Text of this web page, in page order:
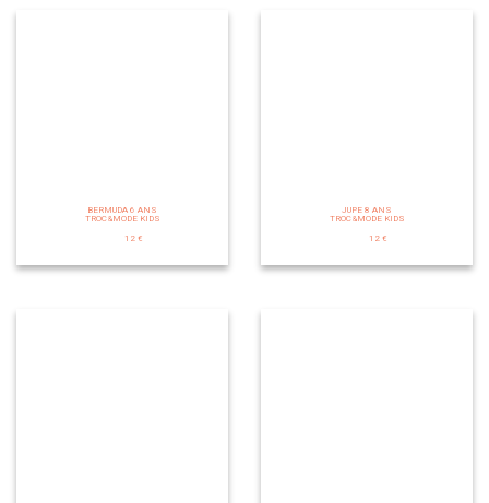
BERMUDA 6 ANS
TROC&MODE KIDS
12 €
JUPE 8 ANS
TROC&MODE KIDS
12 €